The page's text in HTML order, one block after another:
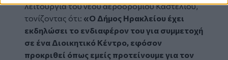
λειτουργία του νέου αεροδρομίου Καστελίου,
τονίζοντας ότι: «Ο Δήμος Ηρακλείου έχει
εκδηλώσει το ενδιαφέρον του για συμμετοχή
σε ένα Διοικητικό Κέντρο, εφόσον
προκριθεί όπως εμείς προτείνουμε για τον